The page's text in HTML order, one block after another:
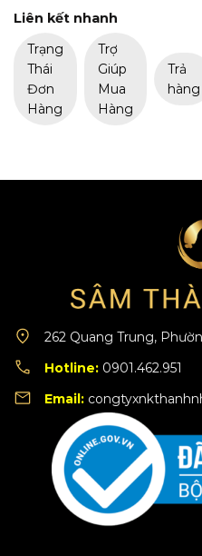
Liên kết nhanh
Trạng
Thái
Đơn
Hàng
Trợ
Giúp
Mua
Hàng
Trả
hàng
262 Quang Trung,
Hotline: 0901.462.951
Email: